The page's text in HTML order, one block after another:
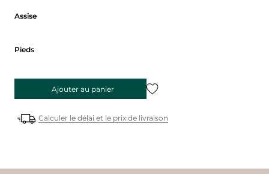
Assise
Pieds
Ajouter au panier
Calculer le délai et le prix de livraison